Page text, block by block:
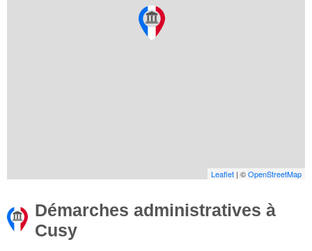
Leaflet | ©OpenStreetMap
Démarches administratives à
Cusy